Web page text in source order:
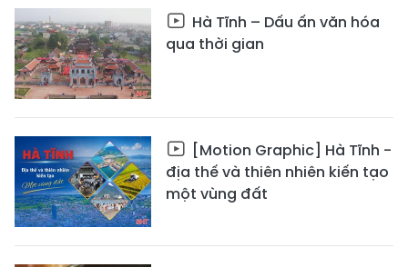
Hà Tĩnh – Dấu ấn văn hóa
qua thời gian
[Motion Graphic] Hà Tĩnh -
địa thế và thiên nhiên kiến tạo
một vùng đất